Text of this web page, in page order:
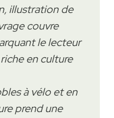
illustration de
couvre
le lecteur
en culture
à vélo et en
prend une